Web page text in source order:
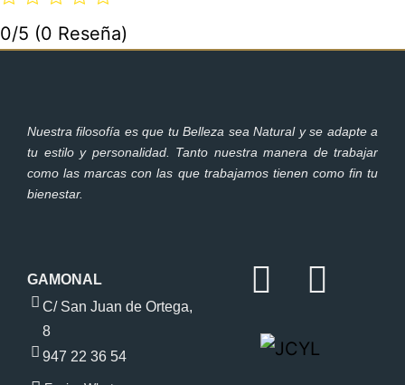
0/5 (0 Reseña)
Nuestra filosofía es que tu Belleza sea Natural y se adapte a
tu estilo y personalidad. Tanto nuestra manera de trabajar
como las marcas con las que trabajamos tienen como fin tu
bienestar.
GAMONAL
C/ San Juan de Ortega,
8
947 22 36 54